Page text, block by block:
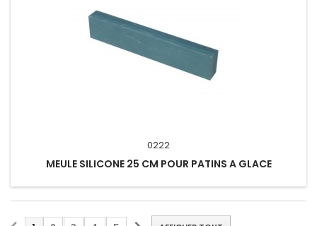
0222
MEULE SILICONE 25 CM POUR PATINS A GLACE